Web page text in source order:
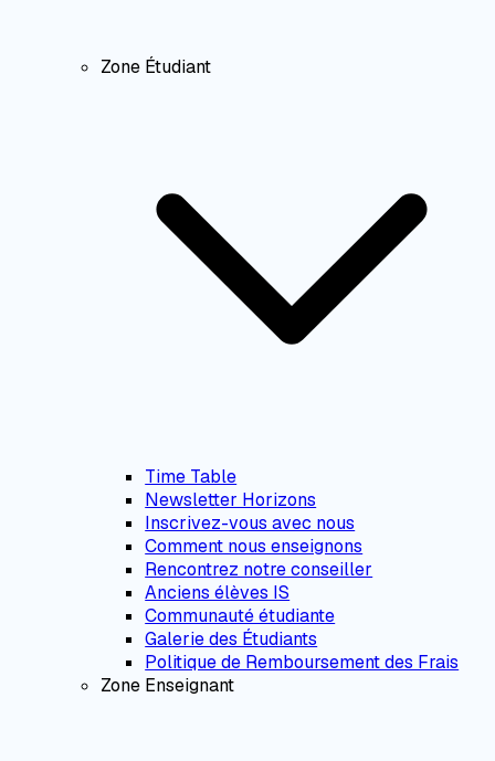
Zone Étudiant
Time Table
Newsletter Horizons
Inscrivez-vous avec nous
Comment nous enseignons
Rencontrez notre conseiller
Anciens élèves IS
Communauté étudiante
Galerie des Étudiants
Politique de Remboursement des Frais
Zone Enseignant